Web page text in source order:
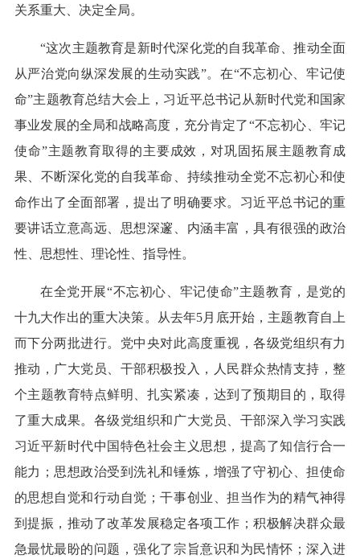
关系重大、决定全局。
“这次主题教育是新时代深化党的自我革命、推动全面
从严治党向纵深发展的生动实践”。在“不忘初心、牢记使
命”主题教育总结大会上，习近平总书记从新时代党和国家
事业发展的全局和战略高度，充分肯定了“不忘初心、牢记
使命”主题教育取得的主要成效，对巩固拓展主题教育成
果、不断深化党的自我革命、持续推动全党不忘初心和使
命作出了全面部署，提出了明确要求。习近平总书记的重
要讲话立意高远、思想深邃、内涵丰富，具有很强的政治
性、思想性、理论性、指导性。
在全党开展“不忘初心、牢记使命”主题教育，是党的
十九大作出的重大决策。从去年5月底开始，主题教育自上
而下分两批进行。党中央对此高度重视，各级党组织有力
推动，广大党员、干部积极投入，人民群众热情支持，整
个主题教育特点鲜明、扎实紧凑，达到了预期目的，取得
了重大成果。各级党组织和广大党员、干部深入学习实践
习近平新时代中国特色社会主义思想，提高了知信行合一
能力；思想政治受到洗礼和锤炼，增强了守初心、担使命
的思想自觉和行动自觉；干事创业、担当作为的精气神得
到提振，推动了改革发展稳定各项工作；积极解决群众最
急最忧最盼的问题，强化了宗旨意识和为民情怀；深入进